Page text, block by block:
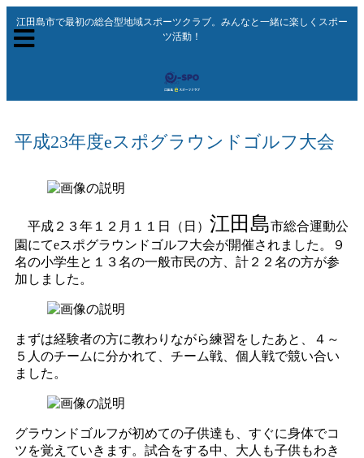
江田島市で最初の総合型地域スポーツクラブ。みんなと一緒に楽しくスポー
ツ活動！
平成23年度eスポグラウンドゴルフ大会
平成２３年１２月１１日（日） 江田島市総合運動公
園にてeスポグラウンドゴルフ大会が開催されました。９
名の小学生と１３名の一般市民の方、計２２名の方が参
加しました。
まずは経験者の方に教わりながら練習をしたあと、４～
５人のチームに分かれて、チーム戦、個人戦で競い合い
ました。
グラウンドゴルフが初めての子供達も、すぐに身体でコ
ツを覚えていきます。試合をする中、大人も子供もわき